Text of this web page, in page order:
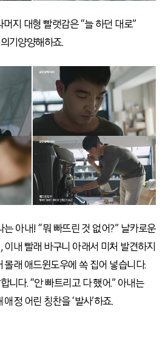
지 대형 빨랫감은 “늘 하던 대로”
기양양해하죠.
아내! “뭐 빠뜨린 것 없어?” 날카로운
내 빨래 바구니 아래서 미처 발견하지
래 애드윈도우에 쏙 집어 넣습니다.
니다. “안 빠트리고 다 했어.” 아내는
정 어린 칭찬을 ‘발사’하죠.